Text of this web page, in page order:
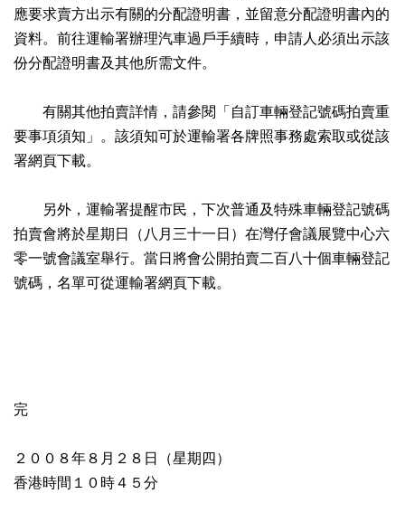
應要求賣方出示有關的分配證明書，並留意分配證明書內的
資料。前往運輸署辦理汽車過戶手續時，申請人必須出示該
份分配證明書及其他所需文件。
有關其他拍賣詳情，請參閱「自訂車輛登記號碼拍賣重
要事項須知」。該須知可於運輸署各牌照事務處索取或從該
署網頁下載。
另外，運輸署提醒市民，下次普通及特殊車輛登記號碼
拍賣會將於星期日（八月三十一日）在灣仔會議展覽中心六
零一號會議室舉行。當日將會公開拍賣二百八十個車輛登記
號碼，名單可從運輸署網頁下載。
完
２００８年８月２８日（星期四）
香港時間１０時４５分